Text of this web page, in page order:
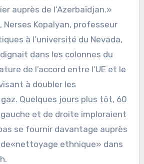
auprès de l’Azerbaïdjan.»
Nerses Kopalyan, professeur
à l’université du Nevada,
dans les colonnes du
de l’accord entre l’UE et le
à doubler les
Quelques jours plus tôt, 60
et de droite imploraient
se fournir davantage auprès
de«nettoyage ethnique» dans